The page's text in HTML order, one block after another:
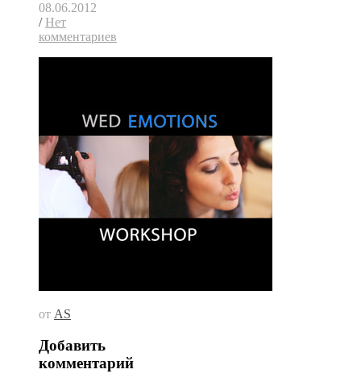
08.06.2012
/ Нет
комментариев
от AS
Добавить
комментарий